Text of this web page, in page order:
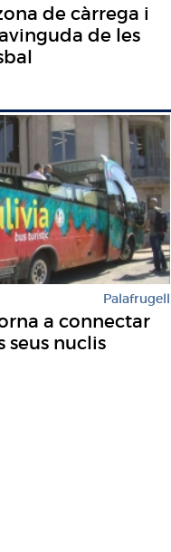
de càrrega i
de les
Palafrugell
a connectar
seus nuclis